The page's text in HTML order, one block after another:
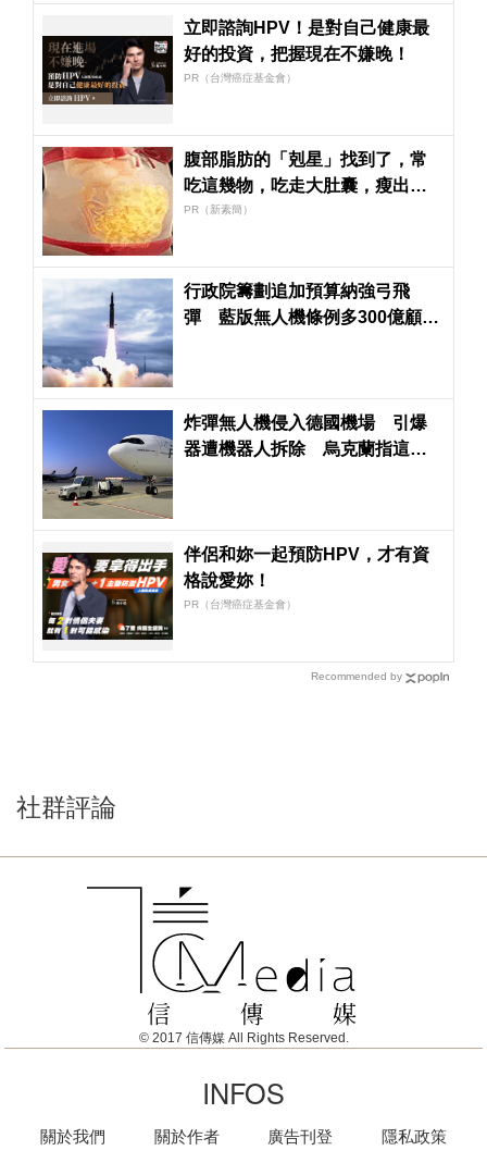
立即諮詢HPV！是對自己健康最
好的投資，把握現在不嫌晚！
PR（台灣癌症基金會）
腹部脂肪的「剋星」找到了，常
吃這幾物，吃走大肚囊，瘦出小
蠻腰
PR（新素簡）
行政院籌劃追加預算納強弓飛
彈 藍版無人機條例多300億顧立
炸彈無人機侵入德國機場 引爆
器遭機器人拆除 烏克蘭指這國
伴侶和妳一起預防HPV，才有資
格說愛妳！
PR（台灣癌症基金會）
Recommended by
社群評論
© 2017 信傳媒 All Rights Reserved.
INFOS
關於我們 關於作者 廣告刊登 隱私政策